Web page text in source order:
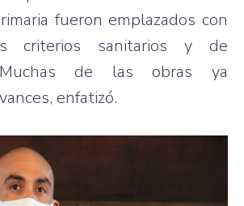
fueron emplazados con
criterios sanitarios y de
Muchas de las obras ya
enfatizó.